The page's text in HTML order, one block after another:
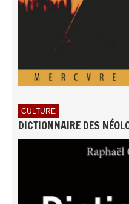
CULTURE
DICTIONNAIRE DES